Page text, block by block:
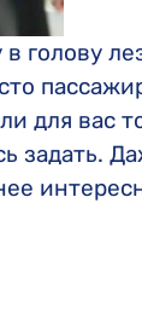
голову
для вас
задать.